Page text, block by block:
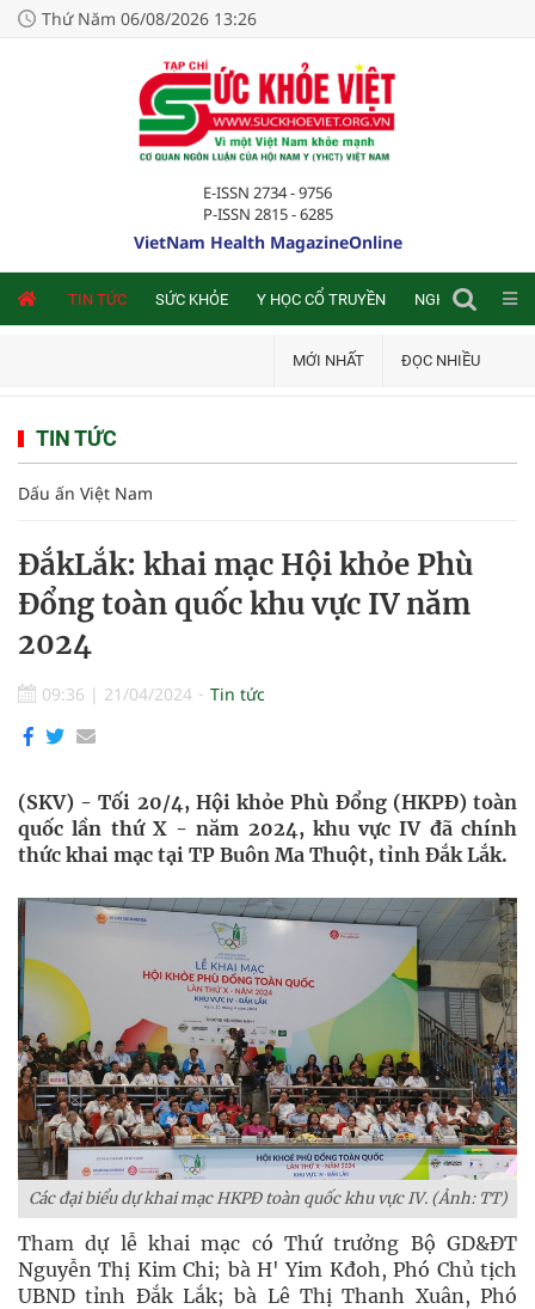
Thứ Năm 06/08/2026 13:26
E-ISSN 2734 - 9756
P-ISSN 2815 - 6285
VietNam Health MagazineOnline
TIN TỨC SỨC KHỎE Y HỌC CỔ TRUYỀN NGHIÊN CỨU
MỚI NHẤT ĐỌC NHIỀU
TIN TỨC
Dấu ấn Việt Nam
ĐắkLắk: khai mạc Hội khỏe Phù
Đổng toàn quốc khu vực IV năm
2024
09:36 | 21/04/2024 Tin tức
(SKV) - Tối 20/4, Hội khỏe Phù Đổng (HKPĐ) toàn
quốc lần thứ X - năm 2024, khu vực IV đã chính
thức khai mạc tại TP Buôn Ma Thuột, tỉnh Đắk Lắk.
Các đại biểu dự khai mạc HKPĐ toàn quốc khu vực IV. (Ảnh: TT)
Tham dự lễ khai mạc có Thứ trưởng Bộ GD&ĐT
Nguyễn Thị Kim Chi; bà H' Yim Kđoh, Phó Chủ tịch
UBND tỉnh Đắk Lắk; bà Lê Thị Thanh Xuân, Phó